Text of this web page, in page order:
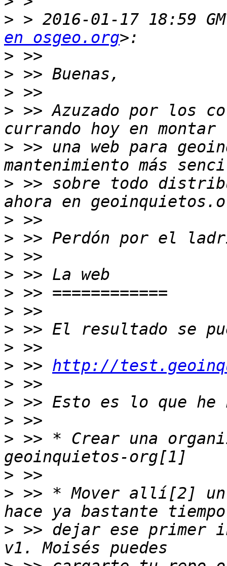
> > 2016-01-17 18:59
en osgeo.org
>
>
>
> >> Azuzado por los
> >> una web para
> >> sobre todo
>
>
>
>
>
>
>
>
> >> http://
>
>
>
> >> * Crear una
>
> >> * Mover allí[2]
> >> dejar ese primer